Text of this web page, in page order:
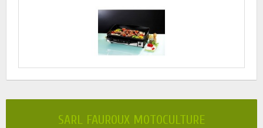
SARL FAUROUX MOTOCULTURE